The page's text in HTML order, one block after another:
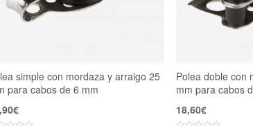
simple con mordaza y arraigo 25
para cabos de 6 mm
€
Polea doble con
mm para cabos
18,60€